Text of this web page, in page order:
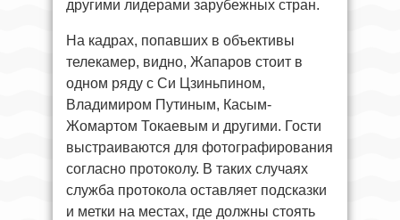
другими лидерами зарубежных стран.
На кадрах, попавших в объективы
телекамер, видно, Жапаров стоит в
одном ряду с Си Цзиньпином,
Владимиром Путиным, Касым-
Жомартом Токаевым и другими. Гости
выстраиваются для фотографирования
согласно протоколу. В таких случаях
служба протокола оставляет подсказки
и метки на местах, где должны стоять